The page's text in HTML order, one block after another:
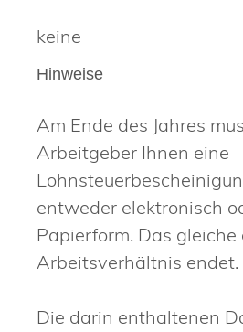
keine
Hinweise
Am Ende des Jahres
Arbeitgeber Ihnen eine
entweder elektronisch
Papierform. Das
Arbeitsverhältnis endet.
Die darin enthaltenen